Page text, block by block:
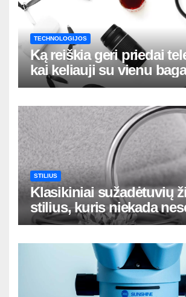
TECHNOLOGIJOS
Ką reiškia geri priedai
kai keliauji su vienu
krepšiu
STILIUS
Klasikiniai sužadėtuvių
stilius, kuris niekada